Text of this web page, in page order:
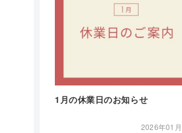
1月の休業日のお知らせ
2026年01